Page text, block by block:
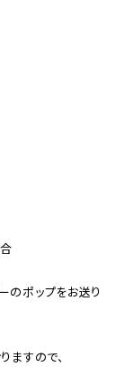
のポップをお送り
ますので、